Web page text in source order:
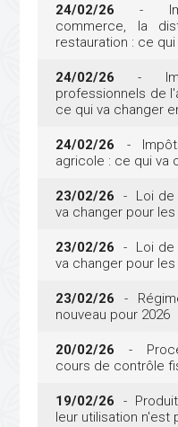
24/02/26 -
commerce, la
restauration : ce
24/02/26 -
professionnels de
ce qui va changer
24/02/26 -
agricole : ce qui va
23/02/26 - Loi de
va changer pour
23/02/26 - Loi de
va changer pour
23/02/26 -
nouveau pour 2026
20/02/26 -
cours de contrôle
19/02/26 -
leur utilisation n'est